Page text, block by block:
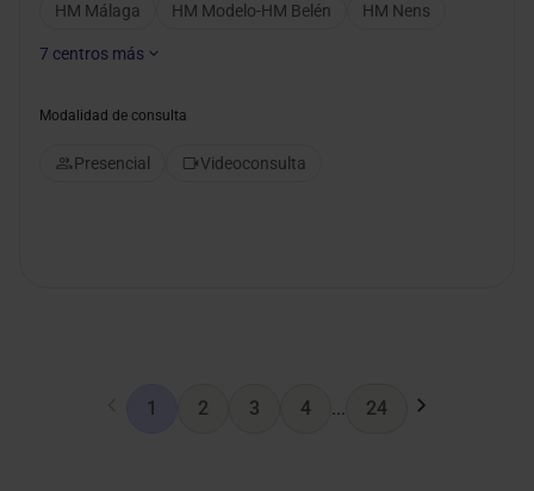
HM Málaga
HM Modelo-HM Belén HM Nens
7 centros más
Modalidad de consulta
Presencial Videoconsulta
1 2 3 4 ... 24